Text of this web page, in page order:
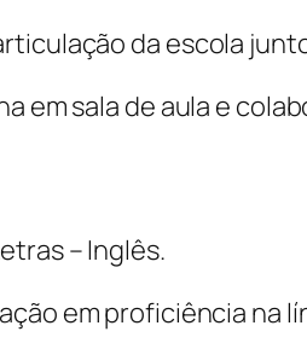
da escola
em sala de aula e
– Inglês.
em proficiência na